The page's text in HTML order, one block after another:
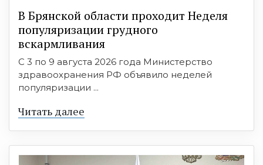
В Брянской области проходит Неделя
популяризации грудного
вскармливания
С 3 по 9 августа 2026 года Министерство
здравоохранения РФ объявило неделей
популяризации ...
Читать далее